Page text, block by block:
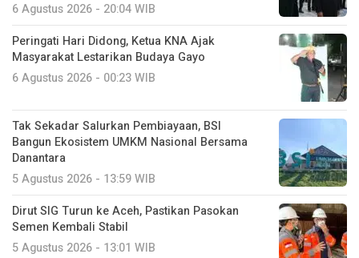
6 Agustus 2026 - 20:04 WIB
Peringati Hari Didong, Ketua KNA Ajak
Masyarakat Lestarikan Budaya Gayo
6 Agustus 2026 - 00:23 WIB
Tak Sekadar Salurkan Pembiayaan, BSI
Bangun Ekosistem UMKM Nasional Bersama
Danantara
5 Agustus 2026 - 13:59 WIB
Dirut SIG Turun ke Aceh, Pastikan Pasokan
Semen Kembali Stabil
5 Agustus 2026 - 13:01 WIB